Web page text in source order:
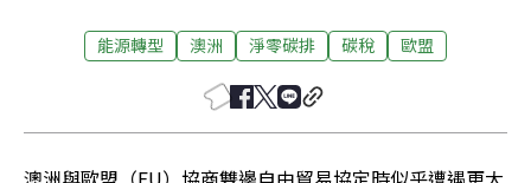
能源轉型 澳洲 淨零碳排 碳稅 歐盟